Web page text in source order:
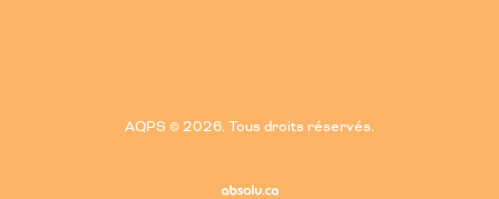
AQPS © 2026. Tous droits réservés.